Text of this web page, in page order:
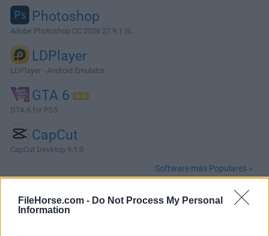
FileHorse.com - Do Not Process My Personal
Information
Photoshop
Adobe Photoshop CC 2026 27.9.1 (6...
LDPlayer
LDPlayer - Android Emulator
GTA 6
GTA 6 for PS5
CapCut
CapCut Desktop 9.1.0
Software más Populares »
Acerca de KiCad